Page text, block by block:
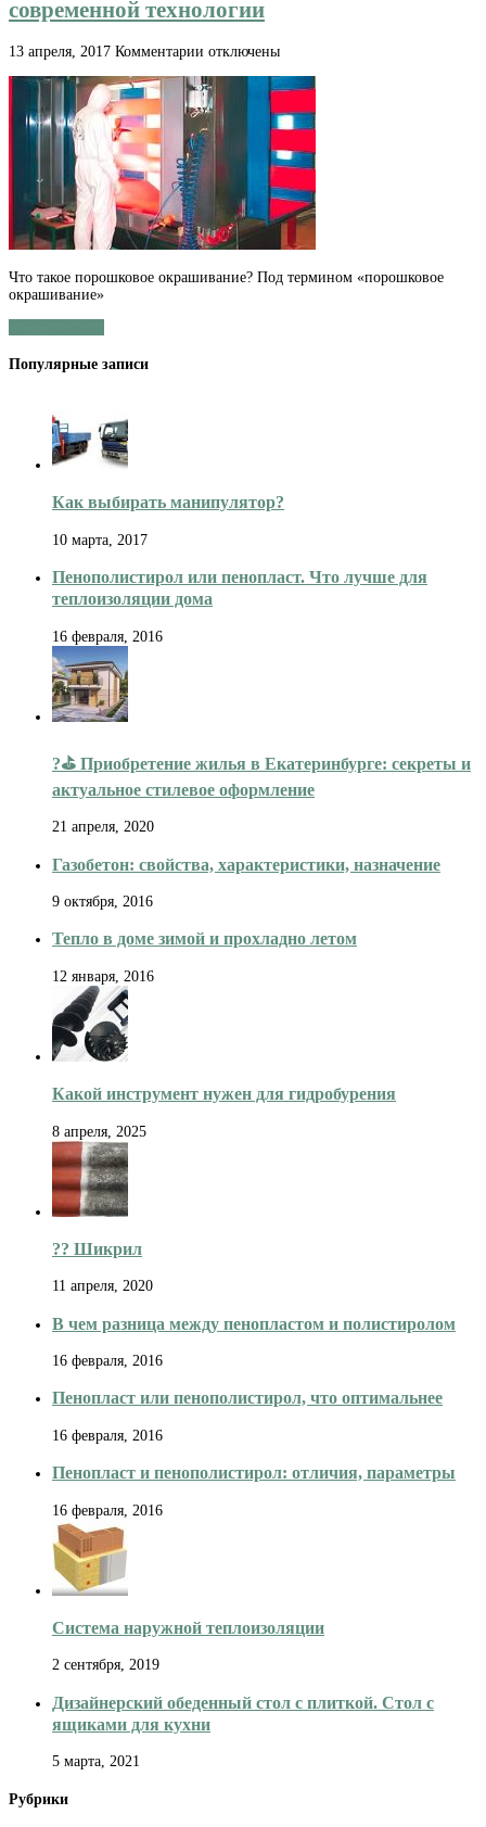
современной технологии
13 апреля, 2017 Комментарии к
Порошковое
покрытие
металла:
кратко
о
современной
технологии
отключены
Что такое порошковое окрашивание? Под термином «порошковое
окрашивание»
Популярные записи
Как выбирать манипулятор?
10 марта, 2017
Пенополистирол или пенопласт. Что лучше для
теплоизоляции дома
16 февраля, 2016
?️⛳ Приобретение жилья в Екатеринбурге: секреты и
актуальное стилевое оформление
21 апреля, 2020
Газобетон: свойства, характеристики, назначение
9 октября, 2016
Тепло в доме зимой и прохладно летом
12 января, 2016
Какой инструмент нужен для гидробурения
8 апреля, 2025
?️? Шикрил
11 апреля, 2020
В чем разница между пенопластом и полистиролом
16 февраля, 2016
Пенопласт или пенополистирол, что оптимальнее
16 февраля, 2016
Пенопласт и пенополистирол: отличия, параметры
16 февраля, 2016
Система наружной теплоизоляции
2 сентября, 2019
Дизайнерский обеденный стол с плиткой. Стол с
ящиками для кухни
5 марта, 2021
Рубрики